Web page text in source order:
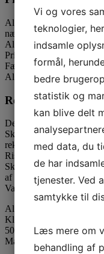
Alle priser er inkl 25%
nævnes.
Alle priser er dagspriser
Priserne er kun gældende
Færøerne og Grønland
Alle kontrakter indgås på
Reklamationsret
Der ydes 2 års
Skulle varen mod
reklamationsperioden,
Risumfeldt.dk eller
Skader på varen som
af reklamationsretten.
Varen sendes til:
Allan Risumfeldt
Klaregade 18
5000 Odense C
Mærket: Reklamation
Vi og vores
teknologier,
indsamle
formål,
bedre
statistik og
kan blive delt
med data, du
de har
tjenester. Ved
samtykke til
Læs mere om
behandling af